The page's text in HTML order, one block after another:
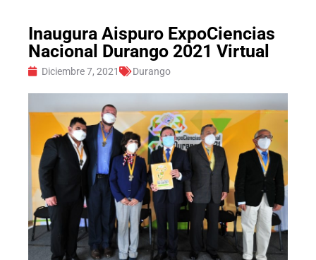
Inaugura Aispuro ExpoCiencias
Nacional Durango 2021 Virtual
Diciembre 7, 2021 Durango